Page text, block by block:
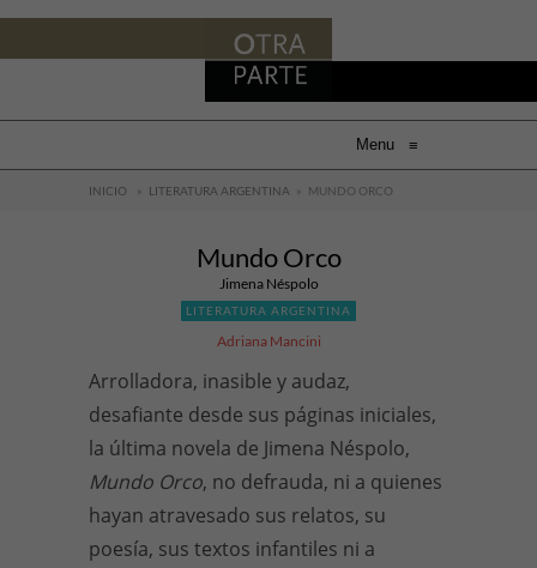
Menu ≡
INICIO » LITERATURA ARGENTINA » MUNDO ORCO
Mundo Orco
Jimena Néspolo
LITERATURA ARGENTINA
Adriana Mancini
Arrolladora, inasible y audaz,
desafiante desde sus páginas iniciales,
la última novela de Jimena Néspolo,
Mundo Orco, no defrauda, ni a quienes
hayan atravesado sus relatos, su
poesía, sus textos infantiles ni a